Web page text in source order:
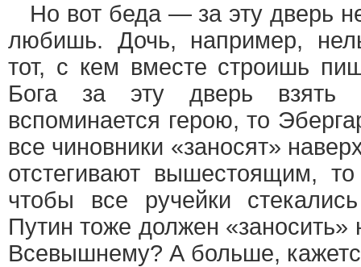
Но вот беда — за эту дверь
любишь. Дочь, например,
тот, с кем вместе строишь
Бога за эту дверь взять
вспоминается герою, то
все чиновники «заносят»
отстегивают вышестоящим,
чтобы все ручейки
Путин тоже должен «заносить»
Всевышнему? А больше,